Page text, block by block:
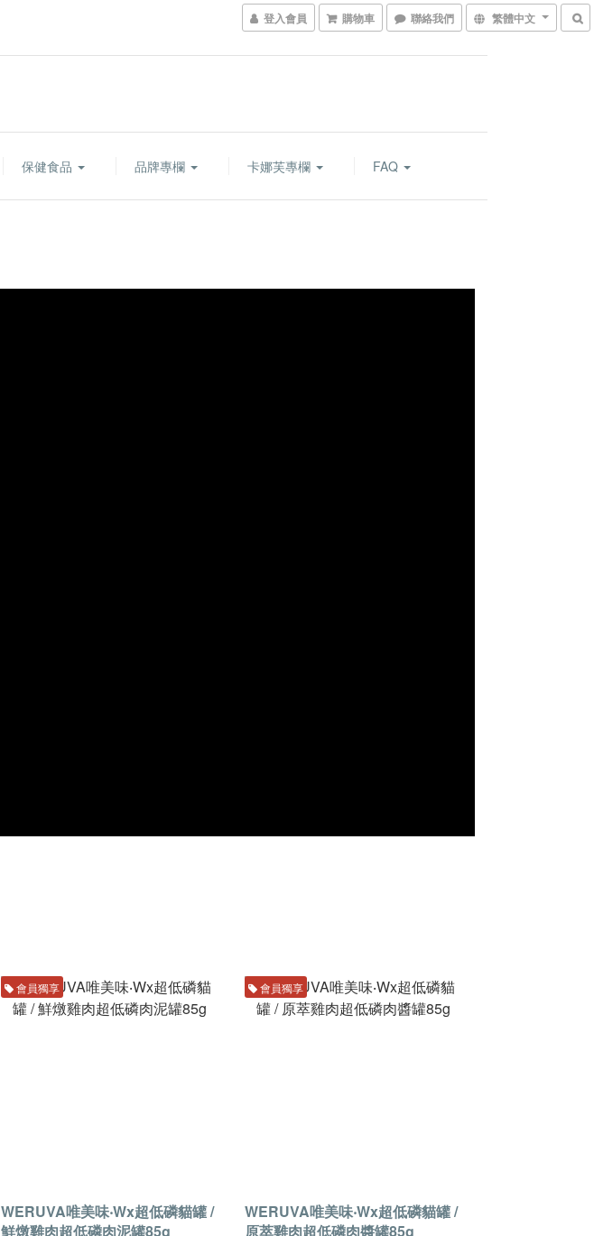
登入會員 購物車 聯絡我們 繁體中文
保健食品 品牌專欄 卡娜芙專欄 FAQ
會員獨享
WERUVA唯美味‧Wx超低磷貓罐 /
鮮燉雞肉超低磷肉泥罐85g
會員獨享
WERUVA唯美味‧Wx超低磷貓罐 /
原萃雞肉超低磷肉醬罐85g